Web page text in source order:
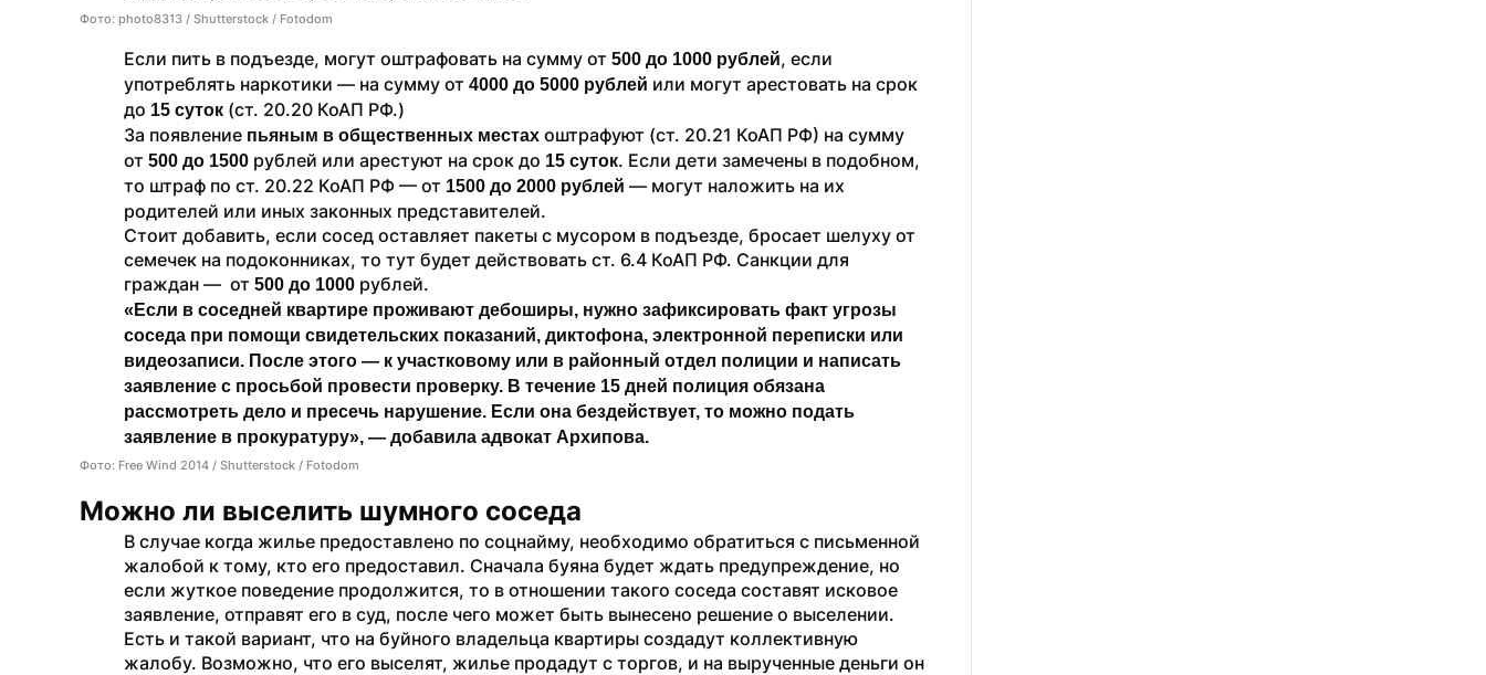
Фото: photo8313 / Shutterstock / Fotodom
Если пить в​ подъезде​, могут оштрафовать на​ сумму от​ 500​ до​ 1000​ рублей, если
употреблять наркотики​ — на​ сумму от​ 4000 до​ 5000​ рублей или могут арестовать на​ срок
до​ 15​ суток (ст.​ 20.20​ КоАП​ РФ.)
За​ появление пьяным в​ общественных местах оштрафуют​ (ст.​ 20.21​ КоАП​ РФ)​ на​ сумму
от​ 500​ до​ 1500​ рублей или арестуют на​ срок до​ 15​ суток. Если дети замечены в подобном,
то штраф​ по​ ст.​ 20.22​ КоАП​ РФ​ — от​ 1500 до​ 2000​ рублей — могут наложить на​ их​
родителей или иных законных представителей.
Стоит добавить, если сосед оставляет пакеты с мусором в​ подъезде, бросает шелуху от​
семечек на​ подоконниках, то тут будет действовать ст.​ 6.4​ КоАП​ РФ. Санкции для​
граждан​ —  от​ 500​ до​ 1000​ рублей.
«Если в соседней квартире проживают дебоширы, нужно зафиксировать​ факт угрозы
соседа при помощи свидетельских показаний, диктофона, электронной переписки или
видеозаписи. После этого — к участковому или в районный отдел полиции и написать
заявление с просьбой провести проверку. В течение 15 дней полиция обязана
рассмотреть дело и пресечь нарушение. Если она бездействует, то​ можно подать
заявление​ в прокуратуру», — добавила адвокат Архипова.
Фото: Free Wind 2014 / Shutterstock / Fotodom
Можно ли выселить шумного соседа
В случае когда жилье предоставлено по соцнайму, необходимо обратиться с письменной
жалобой к тому, кто его предоставил. Сначала буяна будет ждать предупреждение, но
если жуткое поведение продолжится, то в отношении такого соседа составят исковое
заявление, отправят его в суд, после чего может быть вынесено решение о выселении.
Есть и такой вариант, что на буйного владельца квартиры создадут коллективную
жалобу. Возможно, что его выселят, жилье продадут с торгов, и на вырученные деньги он